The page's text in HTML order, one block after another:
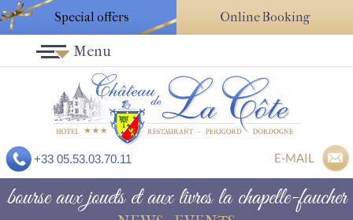
Special offers Online Booking
+33 05.53.03.70.11 E-MAIL
Menu
bourse aux jouets et aux livres la chapelle-faucher